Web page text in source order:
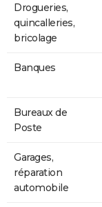
Drogueries,
quincalleries,
bricolage
Banques
Bureaux de
Poste
Garages,
réparation
automobile